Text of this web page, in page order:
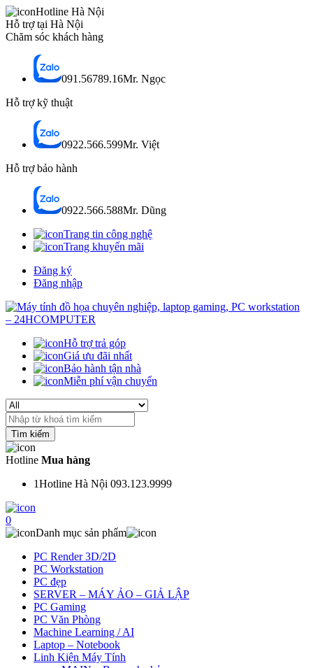
Hotline Hà Nội
Hỗ trợ tại Hà Nội
Chăm sóc khách hàng
091.56789.16Mr. Ngọc
Hỗ trợ kỹ thuật
0922.566.599Mr. Việt
Hỗ trợ bảo hành
0922.566.588Mr. Dũng
Trang tin công nghệ
Trang khuyến mãi
Đăng ký
Đăng nhập
Hỗ trợ trả góp
Giá ưu đãi nhất
Bảo hành tận nhà
Miễn phí vận chuyển
Search
for:
Hotline Mua hàng
1Hotline Hà Nội 093.123.9999
0
Danh mục sản phẩm
PC Render 3D/2D
PC Workstation
PC đẹp
SERVER – MÁY ẢO – GIẢ LẬP
PC Gaming
PC Văn Phòng
Machine Learning / AI
Laptop – Notebook
Linh Kiện Máy Tính